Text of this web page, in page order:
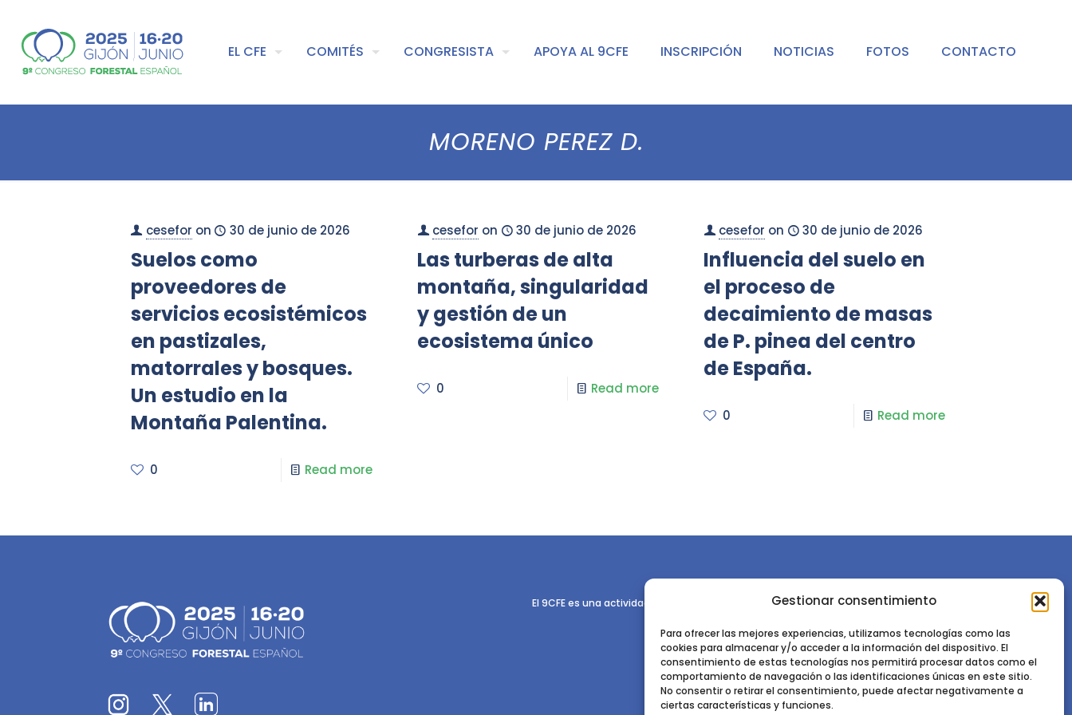
Gestionar consentimiento
Para ofrecer las mejores experiencias, utilizamos tecnologías como las
cookies para almacenar y/o acceder a la información del dispositivo. El
consentimiento de estas tecnologías nos permitirá procesar datos como el
comportamiento de navegación o las identificaciones únicas en este sitio.
No consentir o retirar el consentimiento, puede afectar negativamente a
ciertas características y funciones.
EL CFE COMITÉS CONGRESISTA APOYA AL 9CFE INSCRIPCIÓN NOTICIAS FOTOS CONTACTO
MORENO PEREZ D.
cesefor on 30 de junio de 2026
Suelos como
proveedores de
servicios ecosistémicos
en pastizales,
matorrales y bosques.
Un estudio en la
Montaña Palentina.
0 Read more
cesefor on 30 de junio de 2026
Las turberas de alta
montaña, singularidad
y gestión de un
ecosistema único
0 Read more
cesefor on 30 de junio de 2026
Influencia del suelo en
el proceso de
decaimiento de masas
de P. pinea del centro
de España.
0 Read more
El 9CFE es una actividad promovida por la Sociedad Española de Ciencias Forestales
Instituto de Ciencias Forestales, INIA-CSIC
Ctra. de la Coruña km 7,5 - 28040 Madrid